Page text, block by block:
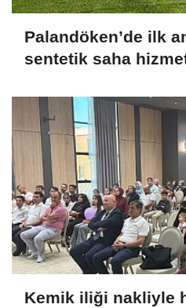
Palandöken’de ilk
sentetik saha
Kemik iliği nakliyle